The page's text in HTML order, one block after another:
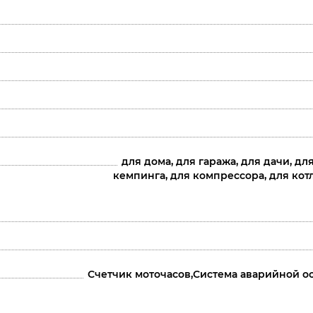
для дома, для гаража, для дачи,
кемпинга, для компрессора, для
Счетчик моточасов,Система аварийной